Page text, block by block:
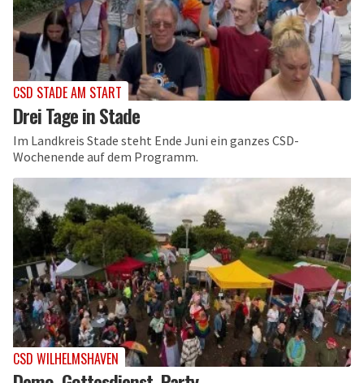
CSD STADE AM START
Drei Tage in Stade
Im Landkreis Stade steht Ende Juni ein ganzes CSD-
Wochenende auf dem Programm.
CSD WILHELMSHAVEN